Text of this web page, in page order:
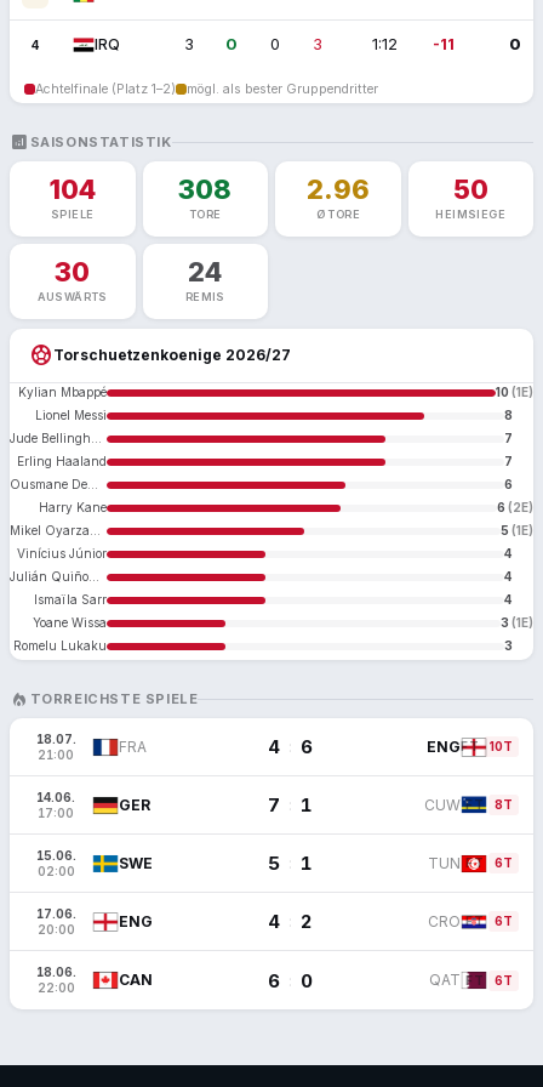
4 IRQ 3 0 0 3 1:12 -11 0
Achtelfinale (Platz 1–2) mögl. als bester Gruppendritter
ANALYTICS SAISONSTATISTIK
104
SPIELE
308
TORE
2.96
Ø TORE
50
HEIMSIEGE
30
AUSWÄRTS
24
REMIS
sports_soccer Torschuetzenkoenige 2026/27
Kylian Mbappé 10 (1E)
Lionel Messi
8
7
Erling Haaland
7
6
Harry Kane
6 (2E)
5 (1E)
Vinícius Júnior
4
4
Ismaïla Sarr
4
Yoane Wissa
3 (1E)
Romelu Lukaku
3
LOCAL_FIRE_DEPARTMENT TORREICHSTE SPIELE
18.07.
21:00
FRA 4 : 6 ENGFT 10T
14.06.
17:00
GER 7 : 1 CUW FT 8T
15.06.
02:00
SWE 5 : 1 TUN FT 6T
17.06.
20:00
ENG 4 : 2 CRO FT 6T
18.06.
22:00
CAN 6 : 0 QAT FT 6T